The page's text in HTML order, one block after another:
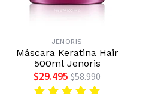
JENORIS
Máscara Keratina Hair
500ml Jenoris
$29.495 $58.990